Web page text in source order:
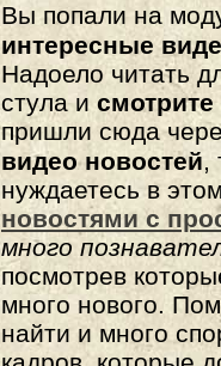
Вы попали на
интересные
Надоело читать
стула и
пришли сюда
видео новостей,
нуждаетесь в
новостями с
много
посмотрев
много нового.
найти и много